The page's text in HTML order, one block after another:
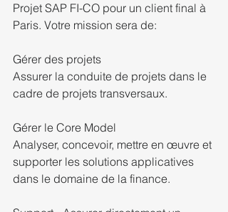
Projet SAP FI-CO pour un client final à
Paris. Votre mission sera de:
Gérer des projets
Assurer la conduite de projets dans le
cadre de projets transversaux.
Gérer le Core Model
Analyser, concevoir, mettre en œuvre et
supporter les solutions applicatives
dans le domaine de la finance.